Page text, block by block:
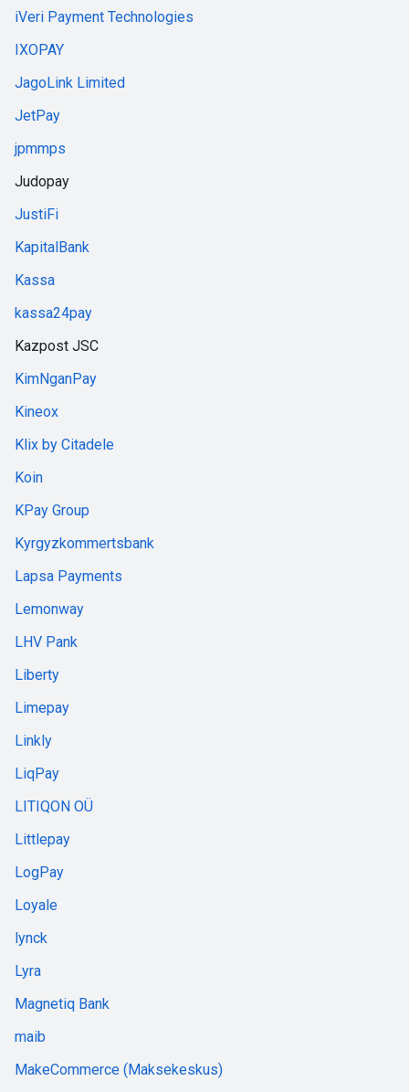
iVeri Payment Technologies
IXOPAY
JagoLink Limited
JetPay
jpmmps
Judopay
JustiFi
KapitalBank
Kassa
kassa24pay
Kazpost JSC
KimNganPay
Kineox
Klix by Citadele
Koin
KPay Group
Kyrgyzkommertsbank
Lapsa Payments
Lemonway
LHV Pank
Liberty
Limepay
Linkly
LiqPay
LITIQON OÜ
Littlepay
LogPay
Loyale
lynck
Lyra
Magnetiq Bank
maib
MakeCommerce (Maksekeskus)